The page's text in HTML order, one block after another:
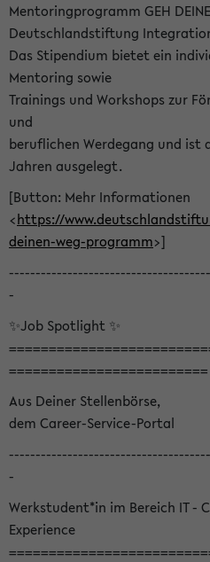
Mentoringprogramm GEH
Deutschlandstiftung
Das Stipendium bietet ein
Mentoring sowie
Trainings und Workshops zur
und
beruflichen Werdegang und ist
Jahren ausgelegt.
[Button: Mehr Informationen
<https://
deinen-weg-programm>]
-
✨Job Spotlight ✨
=========================
Aus Deiner Stellenbörse,
dem Career-Service-Portal
-
Werkstudent*in im Bereich IT -
Experience